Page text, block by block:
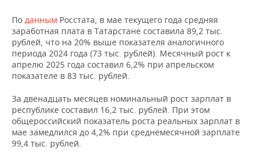
ОТКРЫТАЯ ЛЕКЦИЯ
БАСКЕТБОЛ
ВОЛЕЙБОЛ
ФИГУРНОЕ КАТАНИЕ
ВОДНЫЕ ВИДЫ СПОРТА
ИНФРАСТРУКТУРА
ИСТОРИЯ
МЕДИЦИНА
ОБРАЗОВАНИЕ
СПРАВОЧНИК
СПИСОК ПЕРСОН
ПОЛНАЯ ВЕРСИЯ
По данным Росстата, в мае текущего года средняя
заработная плата в Татарстане составила 89,2 тыс.
рублей, что на 20% выше показателя аналогичного
периода 2024 года (73 тыс. рублей). Месячный рост к
апрелю 2025 года составил 6,2% при апрельском
показателе в 83 тыс. рублей.
За двенадцать месяцев номинальный рост зарплат в
республике составил 16,2 тыс. рублей. При этом
общероссийский показатель роста реальных зарплат в
мае замедлился до 4,2% при среднемесячной зарплате
99,4 тыс. рублей.